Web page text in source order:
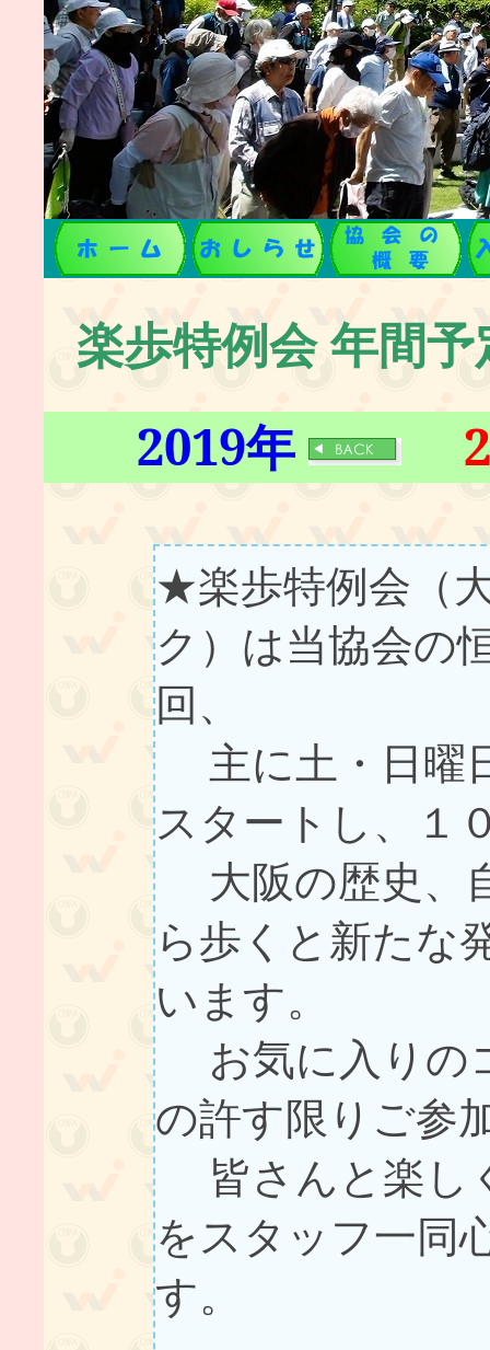
楽歩特例会 年間予
2019年
★楽歩特例会（
ク）は当協会の
回、
主に土・日曜
スタートし、１
大阪の歴史、
ら歩くと新たな
います。
お気に入りの
の許す限りご参
皆さんと楽し
をスタッフ一同
す。